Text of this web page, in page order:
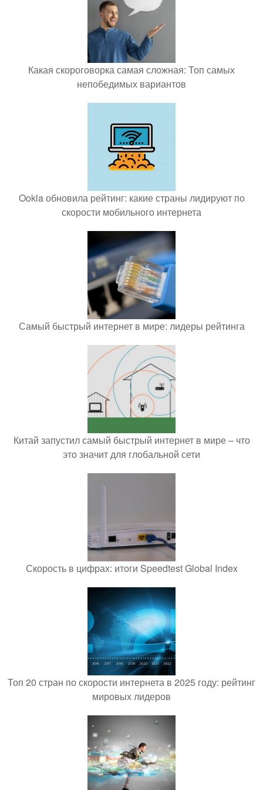
Какая скороговорка самая сложная: Топ самых
непобедимых вариантов
Ookla обновила рейтинг: какие страны лидируют по
скорости мобильного интернета
Самый быстрый интернет в мире: лидеры рейтинга
Китай запустил самый быстрый интернет в мире – что
это значит для глобальной сети
Скорость в цифрах: итоги Speedtest Global Index
Топ 20 стран по скорости интернета в 2025 году: рейтинг
мировых лидеров